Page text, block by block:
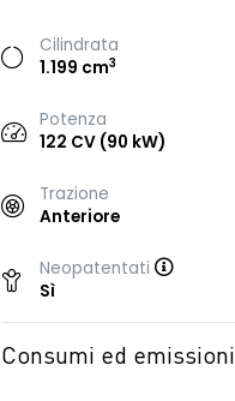
Cilindrata
1.199 cm3
Potenza
122 CV (90 kW)
Trazione
Anteriore
Neopatentati
Sì
Consumi ed emissioni